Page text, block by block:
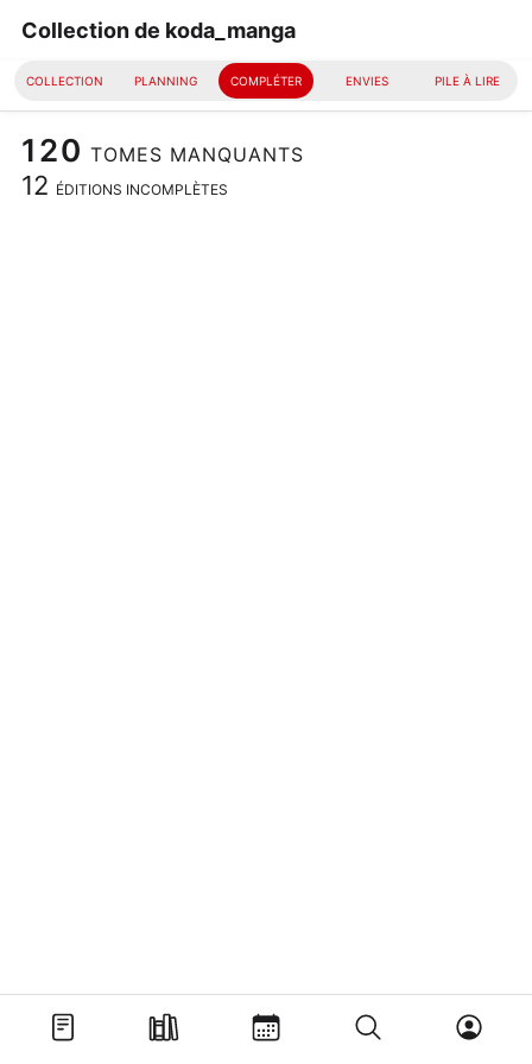
Collection de koda_manga
COLLECTION PLANNING COMPLÉTER ENVIES PILE À LIRE
120 TOMES MANQUANTS
12 ÉDITIONS INCOMPLÈTES